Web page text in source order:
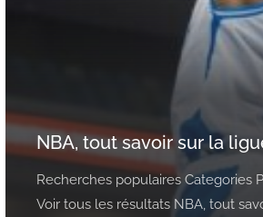
NBA, tout savoir sur la
Recherches populaires Categories
Voir tous les résultats NBA, tout